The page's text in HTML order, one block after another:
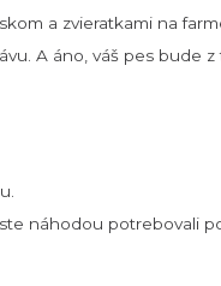
a zvieratkami na
A áno, váš pes bude
náhodou potrebovali